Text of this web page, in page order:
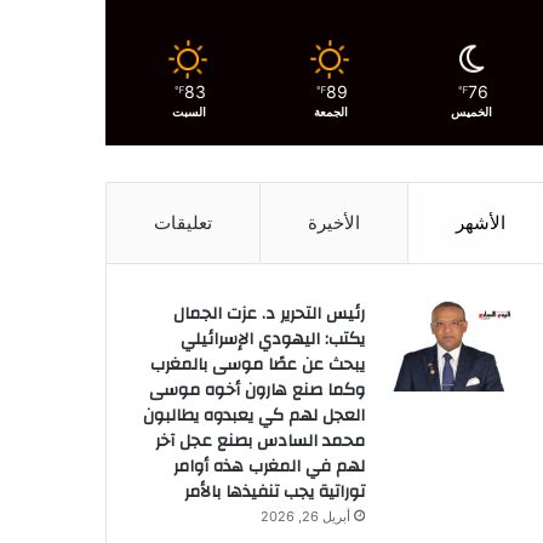
76
℉
الخميس
89
℉
الجمعة
83
℉
السبت
الأشهر الأخيرة تعليقات
رئيس التحرير د. عزت الجمال
يكتب: اليهودي الإسرائيلي
يبحث عن عصًا موسى بالمغرب
وكما صنع هارون أخوه موسى
العجل لهم كي يعبدوه يطالبون
محمد السادس بصنع عجل آخر
لهم في المغرب هذه أوامر
توراتية يجب تنفيذها بالأمر
أبريل 26, 2026